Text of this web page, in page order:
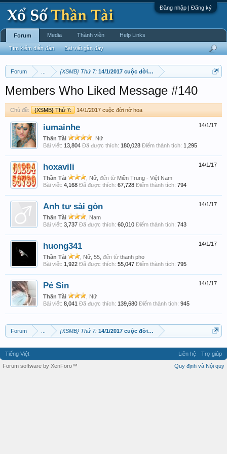
Đăng nhập | Đăng ký
Forum {XSMB} Thứ 7: 14/1/2017 cuộc đời nở hoa
Members Who Liked Message #140
Chủ đề: {XSMB} Thứ 7: 14/1/2017 cuộc đời nở hoa
14/1/17
iumainhe
Thần Tài
, Nữ
Bài viết: 13,804 Đã được thích: 180,028 Điểm thành tích: 1,295
14/1/17
hoxavili
Thần Tài , Nữ, đến từ Miền Trung - Việt Nam
Bài viết: 4,168 Đã được thích: 67,728 Điểm thành tích: 794
14/1/17
Anh tư sài gòn
Thần Tài
, Nam
Bài viết: 3,737 Đã được thích: 60,010 Điểm thành tích: 743
14/1/17
huong341
Thần Tài , Nữ, 55, đến từ thanh pho
Bài viết: 1,922 Đã được thích: 55,047 Điểm thành tích: 795
14/1/17
Pé Sin
Thần Tài
, Nữ
Bài viết: 8,041 Đã được thích: 139,680 Điểm thành tích: 945
Forum {XSMB} Thứ 7: 14/1/2017 cuộc đời nở hoa
Forum
Tìm kiếm diễn đàn Bài viết gần đây
Media Thành viên Help Links
Tiếng Việt Liên hệ
Trợ giúp
Quy định và Nội quy
Forum software by XenForo™